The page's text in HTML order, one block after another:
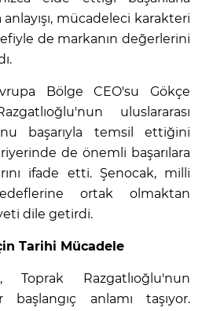
mücadeleci karakteri
de markanın değerlerini
Bölge CEO'su Gökçe
uluslararası
başarıyla temsil ettiğini
de önemli başarılara
ifade etti. Şenocak, milli
ortak olmaktan
dile getirdi.
Tarihi Mücadele
Toprak Razgatlıoğlu'nun
anlamı taşıyor.